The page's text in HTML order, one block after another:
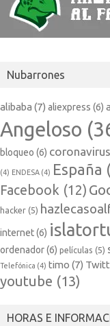
Nubarrones
alibaba (7) aliexpress (6)
Angeloso
bloqueo (6) coronavirus
(4) ENDESA (4) España
Facebook (12)
hacker (5)
internet(6)
ordenador(6) películas (5)
Telefónica (4) timo (7)
youtube (13)
HORAS E